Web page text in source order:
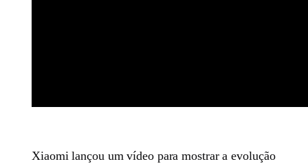
Xiaomi lançou um vídeo para mostrar a evolução